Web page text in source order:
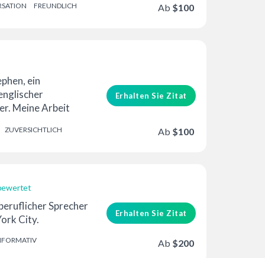
FREUNDLICH Ab $100
ein
Meine Arbeit
ZUVERSICHTLICH
Erhalten Sie Zitat
Ab $100
Sprecher
City.
Erhalten Sie Zitat
Ab $200